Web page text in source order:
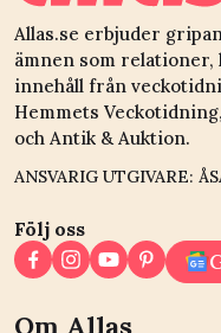
Allas.se erbjuder
ämnen som relationer,
innehåll från
Hemmets
och Antik & Auktion.
ANSVARIG UTGIVARE:
Följ oss
Om Allas